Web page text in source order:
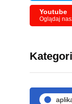
Youtube
Oglądaj